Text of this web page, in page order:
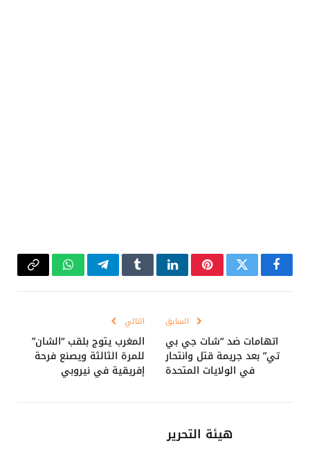
فيسبوكتويتر بينتيريستلينكدإنTumblrتيلقرامواتسابCopy
السابق
اتهامات ضد “شات جي بي
تي” بعد جريمة قتل وانتحار
في الولايات المتحدة
التالي
المغرب يتوج بلقب “الشان”
للمرة الثالثة ويصنع فرحة
إفريقية في نيروبي
هيئة التحرير